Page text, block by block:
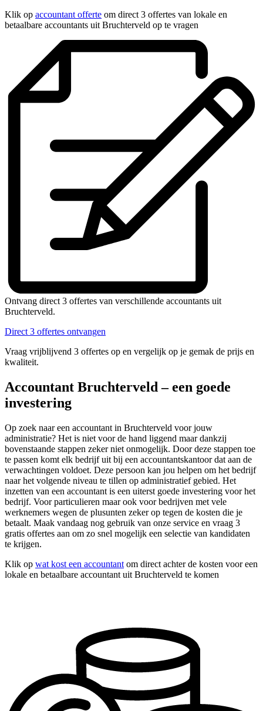
Klik op accountant offerte om direct 3 offertes van lokale en
betaalbare accountants uit Bruchterveld op te vragen
Ontvang direct 3 offertes van verschillende accountants uit
Bruchterveld.
Direct 3 offertes ontvangen
Vraag vrijblijvend 3 offertes op en vergelijk op je gemak de prijs en
kwaliteit.
Accountant Bruchterveld – een goede
investering
Op zoek naar een accountant in Bruchterveld voor jouw
administratie? Het is niet voor de hand liggend maar dankzij
bovenstaande stappen zeker niet onmogelijk. Door deze stappen toe
te passen komt elk bedrijf uit bij een accountantskantoor dat aan de
verwachtingen voldoet. Deze persoon kan jou helpen om het bedrijf
naar het volgende niveau te tillen op administratief gebied. Het
inzetten van een accountant is een uiterst goede investering voor het
bedrijf. Voor particulieren maar ook voor bedrijven met vele
werknemers wegen de plusunten zeker op tegen de kosten die je
betaalt. Maak vandaag nog gebruik van onze service en vraag 3
gratis offertes aan om zo snel mogelijk een selectie van kandidaten
te krijgen.
Klik op wat kost een accountant om direct achter de kosten voor een
lokale en betaalbare accountant uit Bruchterveld te komen